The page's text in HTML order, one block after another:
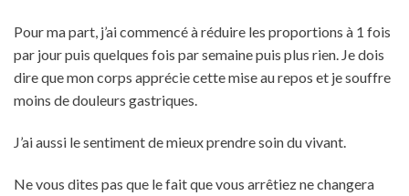
Pour ma part, j’ai commencé à réduire les proportions à 1 fois
par jour puis quelques fois par semaine puis plus rien. Je dois
dire que mon corps apprécie cette mise au repos et je souffre
moins de douleurs gastriques.
J’ai aussi le sentiment de mieux prendre soin du vivant.
Ne vous dites pas que le fait que vous arrêtiez ne changera